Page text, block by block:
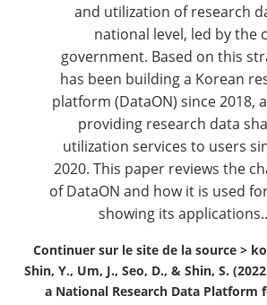
and utilization of research
national level, led by the
government. Based on this
has been building a Korean
platform (DataON) since 2018,
providing research data
utilization services to users
2020. This paper reviews the
of DataON and how it is used
showing its
Continuer sur le site de la source >
Shin, Y., Um, J., Seo, D., & Shin, S.
a National Research Data Platform